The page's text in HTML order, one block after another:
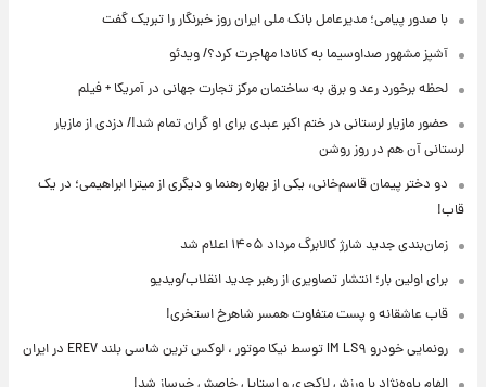
با صدور پیامی؛ مدیرعامل بانک ملی ایران روز خبرنگار را تبریک گفت
آشپز مشهور صداوسیما به کانادا مهاجرت کرد؟/ ویدئو
لحظه برخورد رعد و برق به ساختمان مرکز تجارت جهانی در آمریکا + فیلم
حضور مازیار لرستانی در ختم اکبر عبدی برای او گران تمام شد!/ دزدی از مازیار
لرستانی آن هم در روز روشن
دو دختر پیمان قاسم‌خانی، یکی از بهاره رهنما و دیگری از میترا ابراهیمی؛ در یک
قاب!
زمان‌بندی جدید شارژ کالابرگ مرداد ۱۴۰۵ اعلام شد
برای اولین بار؛ انتشار تصاویری از رهبر جدید انقلاب/ویدیو
قاب عاشقانه و پست متفاوت همسر شاهرخ استخری!
رونمایی خودرو IM LS۹ توسط نیکا موتور ، لوکس ترین شاسی بلند EREV در ایران